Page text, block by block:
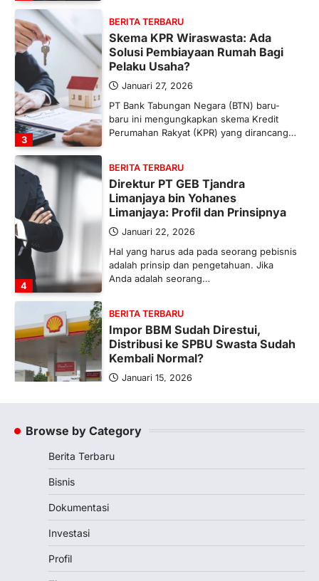
3
BERITA TERBARU
Skema KPR Wiraswasta: Ada
Solusi Pembiayaan Rumah Bagi
Pelaku Usaha?
Januari 27, 2026
PT Bank Tabungan Negara (BTN) baru-
baru ini mengungkapkan skema Kredit
Perumahan Rakyat (KPR) yang dirancang…
4
BERITA TERBARU
Direktur PT GEB Tjandra
Limanjaya bin Yohanes
Limanjaya: Profil dan Prinsipnya
Januari 22, 2026
Hal yang harus ada pada seorang pebisnis
adalah prinsip dan pengetahuan. Jika
Anda adalah seorang…
BERITA TERBARU
Impor BBM Sudah Direstui,
Distribusi ke SPBU Swasta Sudah
Kembali Normal?
Januari 15, 2026
BERITA TERBARU
Bergairah?
Maret 13, 2026
Ketegangan di Timur Tengah mulai
global, termasuk pupuk. Di tengah
Browse by Category
Berita Terbaru
Bisnis
Dokumentasi
Investasi
Profil